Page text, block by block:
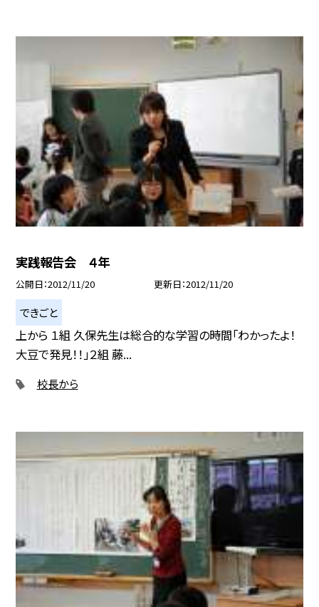
実践報告会 ４年
公開日 2012/11/20 更新日 2012/11/20
できごと
上から １組 久保先生は総合的な学習の時間「わかったよ！
大豆で発見！！」２組 藤...
校長から